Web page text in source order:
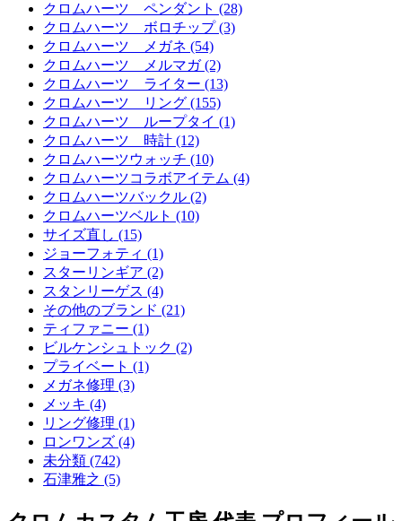
クロムハーツ ペンダント (28)
クロムハーツ ボロチップ (3)
クロムハーツ メガネ (54)
クロムハーツ メルマガ (2)
クロムハーツ ライター (13)
クロムハーツ リング (155)
クロムハーツ ループタイ (1)
クロムハーツ 時計 (12)
クロムハーツウォッチ (10)
クロムハーツコラボアイテム (4)
クロムハーツバックル (2)
クロムハーツベルト (10)
サイズ直し (15)
ジョーフォティ (1)
スターリンギア (2)
スタンリーゲス (4)
その他のブランド (21)
ティファニー (1)
ビルケンシュトック (2)
プライベート (1)
メガネ修理 (3)
メッキ (4)
リング修理 (1)
ロンワンズ (4)
未分類 (742)
石津雅之 (5)